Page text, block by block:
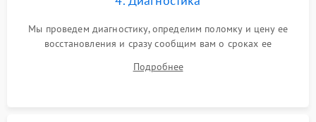
Мы проведем диагностику, определим поломку и цену ее
восстановления и сразу сообщим вам о сроках ее
Подробнее